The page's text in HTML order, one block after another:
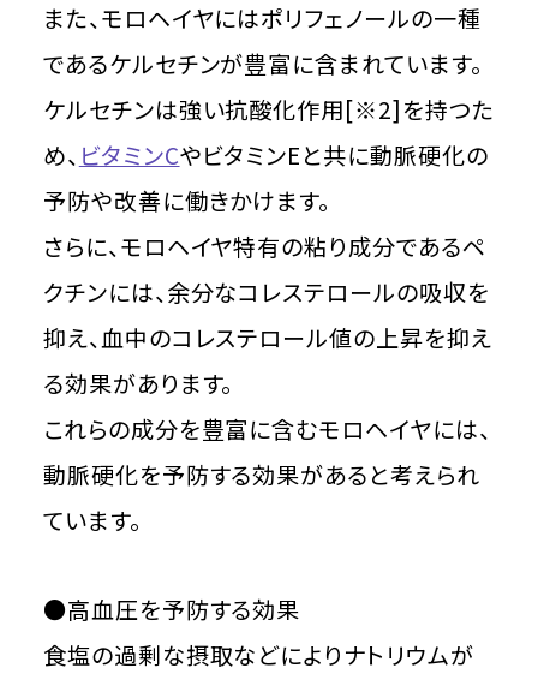
また、モロヘイヤにはポリフェノールの一種
であるケルセチンが豊富に含まれています。
ケルセチンは強い抗酸化作用[※2]を持つた
め、 ビタミンCやビタミンEと共に動脈硬化の
予防や改善に働きかけます。
さらに、モロヘイヤ特有の粘り成分であるペ
クチンには、余分なコレステロールの吸収を
抑え、血中のコレステロール値の上昇を抑え
る効果があります。
これらの成分を豊富に含むモロヘイヤには、
動脈硬化を予防する効果があると考えられ
ています。
●高血圧を予防する効果
食塩の過剰な摂取などによりナトリウムが